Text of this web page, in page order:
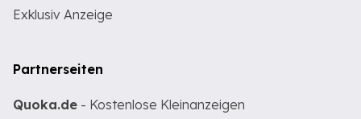
Exklusiv Anzeige
Partnerseiten
Quoka.de - Kostenlose Kleinanzeigen